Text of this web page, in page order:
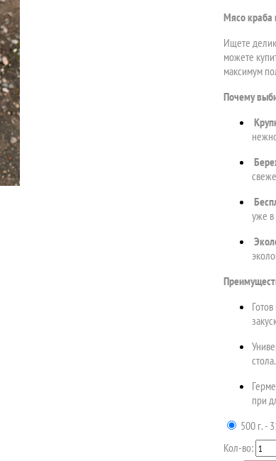
Мясо краба
Ищете
можете
максимум
Почему
уже
стола.
при
500 г. -
Кол-во: